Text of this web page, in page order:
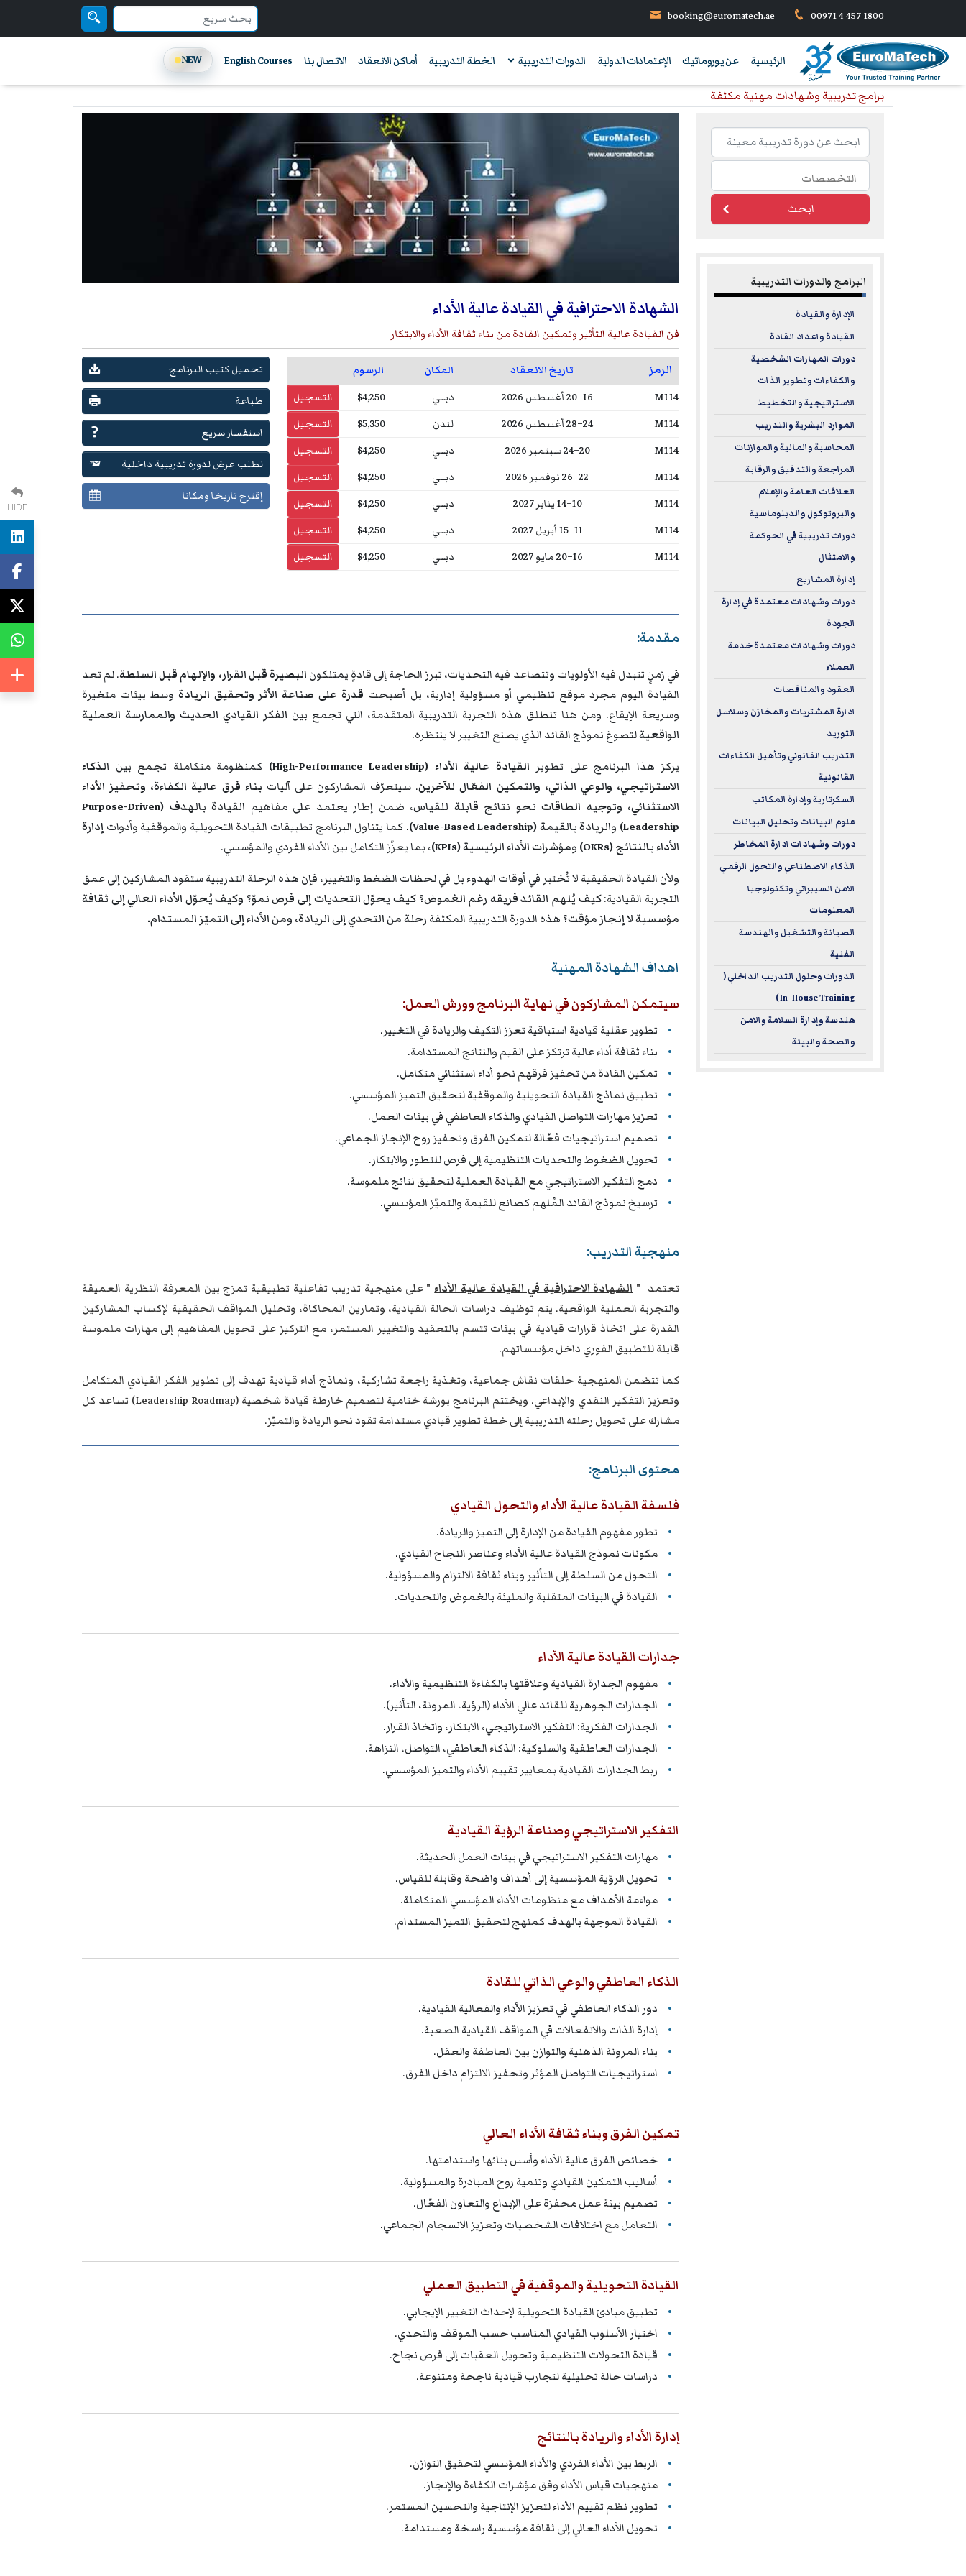
00971 4 457 1800
booking@euromatech.ae
الرئيسية عن يوروماتيك الإعتمادات الدولية الدورات التدريبية الخطة التدريبية أماكن الانعقاد الاتصال بنا English Courses
NEW
برامج تدريبية وشهادات مهنية مكثفة
الشهادة الاحترافية في القيادة عالية الأداء
فن القيادة عالية التأثير وتمكين القادة من بناء ثقافة الأداء والابتكار
الرمز تاريخ الانعقاد المكان الرسوم
M114 16–20 أغسطس 2026 دبــي $4,250 التسجيل
M114 24–28 أغسطس 2026 لندن $5,350 التسجيل
M114 20–24 سبتمبر 2026 دبــي $4,250 التسجيل
M114 22–26 نوفمبر 2026 دبــي $4,250 التسجيل
M114 10–14 يناير 2027 دبــي $4,250 التسجيل
M114 11–15 أبريل 2027 دبــي $4,250 التسجيل
M114 16–20 مايو 2027 دبــي $4,250 التسجيل
تحميل كتيب البرنامج
طباعة
استفسار سريع
لطلب عرض لدورة تدريبية داخلية
إقترح تاريخا ومكانا
مقدمة:
في زمنٍ تتبدل فيه الأولويات وتتصاعد فيه التحديات، تبرز الحاجة إلى قادةٍ يمتلكون البصيرة قبل القرار، والإلهام قبل السلطة. لم تعد
القيادة اليوم مجرد موقع تنظيمي أو مسؤولية إدارية، بل أصبحت قدرة على صناعة الأثر وتحقيق الريادة وسط بيئات متغيرة
وسريعة الإيقاع. ومن هنا تنطلق هذه التجربة التدريبية المتقدمة، التي تجمع بين الفكر القيادي الحديث والممارسة العملية
الواقعيةلتصوغ نموذج القائد الذي يصنع التغيير لا ينتظره.
يركز هذا البرنامج على تطوير القيادة عالية الأداء (High-Performance Leadership) كمنظومة متكاملة تجمع بين الذكاء
الاستراتيجي، والوعي الذاتي، والتمكين الفعّال للآخرين. سيتعرّف المشاركون على آليات بناء فرق عالية الكفاءة، وتحفيز الأداء
الاستثنائي، وتوجيه الطاقات نحو نتائج قابلة للقياس، ضمن إطار يعتمد على مفاهيم
القيادة بالهدف (Purpose-Driven
Leadership) والريادة بالقيمة (Value-Based Leadership) . كما يتناول البرنامج تطبيقات القيادة التحويلية والموقفية وأدوات إدارة
الأداء بالنتائج (OKRs)
ومؤشرات الأداء الرئيسية (KPIs)
، بما يعزّز التكامل بين الأداء الفردي والمؤسسي.
ولأن القيادة الحقيقية لا تُختبر في أوقات الهدوء بل في لحظات الضغط والتغيير، فإن هذه الرحلة التدريبية ستقود المشاركين إلى عمق
التجربة القيادية:كيف يُلهم القائد فريقه رغم الغموض؟ كيف يحوّل التحديات إلى فرص نموّ؟ وكيف يُحوّل الأداء العالي إلى ثقافة
مؤسسية لا إنجاز مؤقت؟ هذه الدورة التدريبية المكثفة رحلة من التحدي إلى الريادة، ومن الأداء إلى التميّز المستدام.
اهداف الشهادة المهنية
سيتمكن المشاركون في نهاية البرنامج وورش العمل:
تطوير عقلية قيادية استباقية تعزز التكيف والريادة في التغيير.
بناء ثقافة أداء عالية ترتكز على القيم والنتائج المستدامة.
تمكين القادة من تحفيز فرقهم نحو أداء استثنائي متكامل.
تطبيق نماذج القيادة التحويلية والموقفية لتحقيق التميز المؤسسي.
تعزيز مهارات التواصل القيادي والذكاء العاطفي في بيئات العمل.
تصميم استراتيجيات فعّالة لتمكين الفرق وتحفيز روح الإنجاز الجماعي.
تحويل الضغوط والتحديات التنظيمية إلى فرص للتطور والابتكار.
دمج التفكير الاستراتيجي مع القيادة العملية لتحقيق نتائج ملموسة.
ترسيخ نموذج القائد المُلهم كصانع للقيمة والتميّز المؤسسي.
منهجية التدريب:
تعتمد "الشهادة الاحترافية في القيادة عالية الأداء" على منهجية تدريب تفاعلية تطبيقية تمزج بين المعرفة النظرية العميقة
والتجربة العملية الواقعية. يتم توظيف دراسات الحالة القيادية، وتمارين المحاكاة، وتحليل المواقف الحقيقية لإكساب المشاركين
القدرة على اتخاذ قرارات قيادية في بيئات تتسم بالتعقيد والتغيير المستمر، مع التركيز على تحويل المفاهيم إلى مهارات ملموسة
قابلة للتطبيق الفوري داخل مؤسساتهم.
كما تتضمن المنهجية حلقات نقاش جماعية، وتغذية راجعة تشاركية، ونماذج أداء قيادية تهدف إلى تطوير الفكر القيادي المتكامل
وتعزيز التفكير النقدي والإبداعي. ويختتم البرنامج بورشة ختامية لتصميم خارطة قيادة شخصية (Leadership Roadmap) تساعد كل
مشارك على تحويل رحلته التدريبية إلى خطة تطوير قيادي مستدامة تقود نحو الريادة والتميّز.
محتوى البرنامج:
فلسفة القيادة عالية الأداء والتحول القيادي
تطور مفهوم القيادة من الإدارة إلى التميز والريادة.
مكونات نموذج القيادة عالية الأداء وعناصر النجاح القيادي.
التحول من السلطة إلى التأثير وبناء ثقافة الالتزام والمسؤولية.
القيادة في البيئات المتقلبة والمليئة بالغموض والتحديات.
جدارات القيادة عالية الأداء
مفهوم الجدارة القيادية وعلاقتها بالكفاءة التنظيمية والأداء.
الجدارات الجوهرية للقائد عالي الأداء (الرؤية، المرونة، التأثير).
الجدارات الفكرية: التفكير الاستراتيجي، الابتكار، واتخاذ القرار.
الجدارات العاطفية والسلوكية: الذكاء العاطفي، التواصل، النزاهة.
ربط الجدارات القيادية بمعايير تقييم الأداء والتميز المؤسسي.
التفكير الاستراتيجي وصناعة الرؤية القيادية
مهارات التفكير الاستراتيجي في بيئات العمل الحديثة.
تحويل الرؤية المؤسسية إلى أهداف واضحة وقابلة للقياس.
مواءمة الأهداف مع منظومات الأداء المؤسسي المتكاملة.
القيادة الموجهة بالهدف كمنهج لتحقيق التميز المستدام.
الذكاء العاطفي والوعي الذاتي للقادة
دور الذكاء العاطفي في تعزيز الأداء والفعالية القيادية.
إدارة الذات والانفعالات في المواقف القيادية الصعبة.
بناء المرونة الذهنية والتوازن بين العاطفة والعقل.
استراتيجيات التواصل المؤثر وتحفيز الالتزام داخل الفرق.
تمكين الفرق وبناء ثقافة الأداء العالي
خصائص الفرق عالية الأداء وأسس بنائها واستدامتها.
أساليب التمكين القيادي وتنمية روح المبادرة والمسؤولية.
تصميم بيئة عمل محفزة على الإبداع والتعاون الفعّال.
التعامل مع اختلافات الشخصيات وتعزيز الانسجام الجماعي.
القيادة التحويلية والموقفية في التطبيق العملي
تطبيق مبادئ القيادة التحويلية لإحداث التغيير الإيجابي.
اختيار الأسلوب القيادي المناسب حسب الموقف والتحدي.
قيادة التحولات التنظيمية وتحويل العقبات إلى فرص نجاح.
دراسات حالة تحليلية لتجارب قيادية ناجحة ومتنوعة.
إدارة الأداء والريادة بالنتائج
الربط بين الأداء الفردي والأداء المؤسسي لتحقيق التوازن.
منهجيات قياس الأداء وفق مؤشرات الكفاءة والإنجاز.
تطوير نظم تقييم الأداء لتعزيز الإنتاجية والتحسين المستمر.
تحويل الأداء العالي إلى ثقافة مؤسسية راسخة ومستدامة.
ابحث
البرامج والدورات التدريبية
الإدارة والقيادة
القيادة واعداد القادة
دورات المهارات الشخصية
والكفاءات وتطوير الذات
الاستراتيجية والتخطيط
الموارد البشرية والتدريب
المحاسبة والمالية والموازنات
المراجعة والتدقيق والرقابة
العلاقات العامة والإعلام
والبروتوكول والدبلوماسية
دورات تدريبية في الحوكمة
والامتثال
إدارة المشاريع
دورات وشهادات معتمدة في إدارة
الجودة
دورات وشهادات معتمدة خدمة
العملاء
العقود والمناقصات
ادارة المشتريات والمخازن وسلاسل
التوريد
التدريب القانوني وتأهيل الكفاءات
القانونية
السكرتارية وإدارة المكاتب
علوم البيانات وتحليل البيانات
دورات وشهادات ادارة المخاطر
الذكاء الاصطناعي والتحول الرقمي
الامن السيبراني وتكنولوجيا
المعلومات
الصيانة والتشغيل والهندسة
الفنية
الدورات وحلول التدريب الداخلي (
In-House Training )
هندسة وإدارة السلامة والامن
والصحة والبيئة
HIDE